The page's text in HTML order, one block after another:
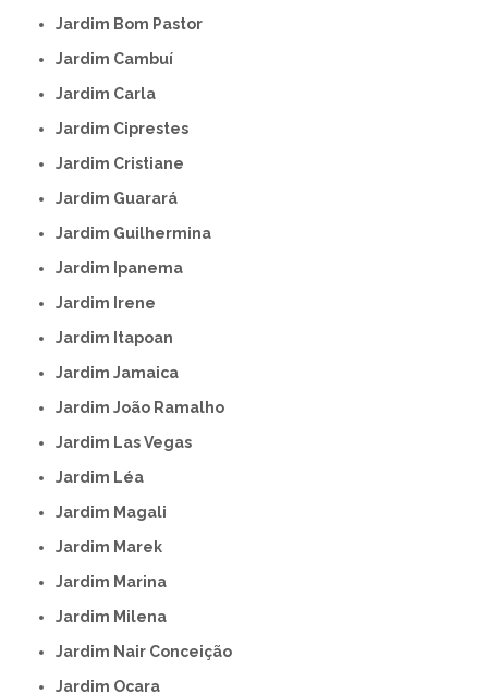
Jardim Bom Pastor
Jardim Cambuí
Jardim Carla
Jardim Ciprestes
Jardim Cristiane
Jardim Guarará
Jardim Guilhermina
Jardim Ipanema
Jardim Irene
Jardim Itapoan
Jardim Jamaica
Jardim João Ramalho
Jardim Las Vegas
Jardim Léa
Jardim Magali
Jardim Marek
Jardim Marina
Jardim Milena
Jardim Nair Conceição
Jardim Ocara